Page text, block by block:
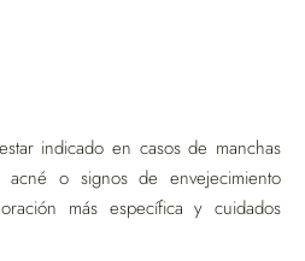
indicado en casos de manchas
acné o signos de envejecimiento
más específica y cuidados